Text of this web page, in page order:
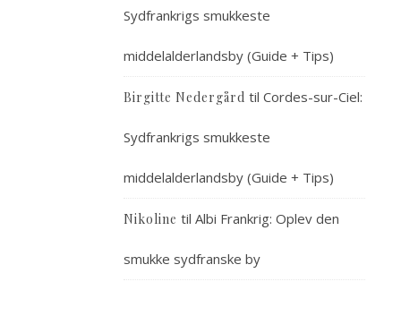
Sydfrankrigs smukkeste
middelalderlandsby (Guide + Tips)
Birgitte Nedergård til Cordes-sur-Ciel:
Sydfrankrigs smukkeste
middelalderlandsby (Guide + Tips)
Nikoline til Albi Frankrig: Oplev den
smukke sydfranske by